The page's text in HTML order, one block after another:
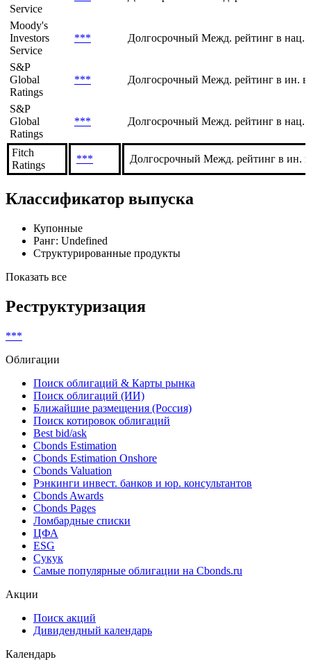
Service
Moody's
Investors
Service
*** Долгосрочный Межд. рейтинг в нац.
S&P
Global
Ratings
*** Долгосрочный Межд. рейтинг в ин.
S&P
Global
Ratings
*** Долгосрочный Межд. рейтинг в нац.
Fitch
Ratings
*** Долгосрочный Межд. рейтинг в ин.
Классификатор выпуска
Купонные
Ранг: Undefined
Структурированные продукты
Показать все
Реструктуризация
***
Облигации
Поиск облигаций & Карты рынка
Поиск облигаций (ИИ)
Ближайшие размещения (Россия)
Поиск котировок облигаций
Best bid/ask
Cbonds Estimation
Cbonds Estimation Onshore
Cbonds Valuation
Рэнкинги инвест. банков и юр. консультантов
Cbonds Awards
Cbonds Pages
Ломбардные списки
ЦФА
ESG
Сукук
Самые популярные облигации на Cbonds.ru
Акции
Поиск акций
Дивидендный календарь
Календарь